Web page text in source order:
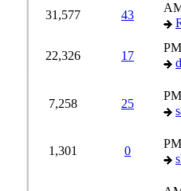
43
31,577
17
22,326
25
7,258
1,301